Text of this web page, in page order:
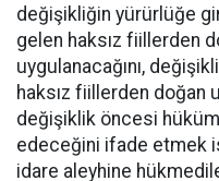
değişikliğin yürürlüğe
gelen haksız fiillerden
uygulanacağını,
haksız fiillerden doğan
değişiklik öncesi
edeceğini ifade etmek
idare aleyhine